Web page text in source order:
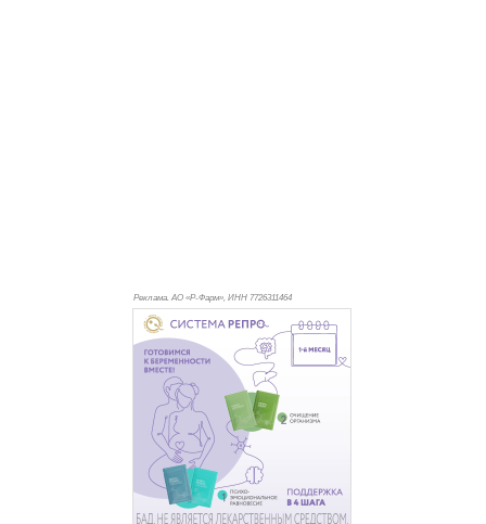
Реклама. АО «Р-Фарм», ИНН 7726311464